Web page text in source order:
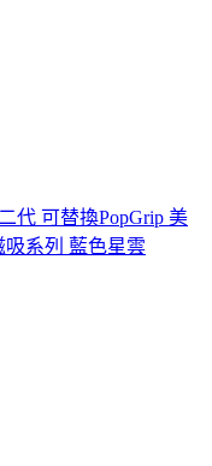
代 可替換PopGrip 美
吸系列 藍色星雲